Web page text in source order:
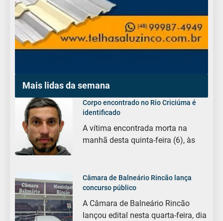
Mais lidas da semana
Corpo encontrado no Rio Criciúma é
identificado
A vítima encontrada morta na
manhã desta quinta-feira (6), às
Câmara de Balneário Rincão lança
concurso público
A Câmara de Balneário Rincão
lançou edital nesta quarta-feira, dia